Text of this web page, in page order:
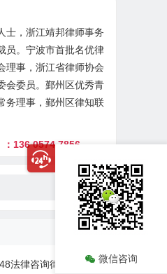
士，浙江靖邦律师事务
员。宁波市首批名优律
理事，浙江省律师协会
会委员。鄞州区优秀青
务理事，鄞州区律知联
：136 0574 7856
法律咨询律师在线 微信咨询